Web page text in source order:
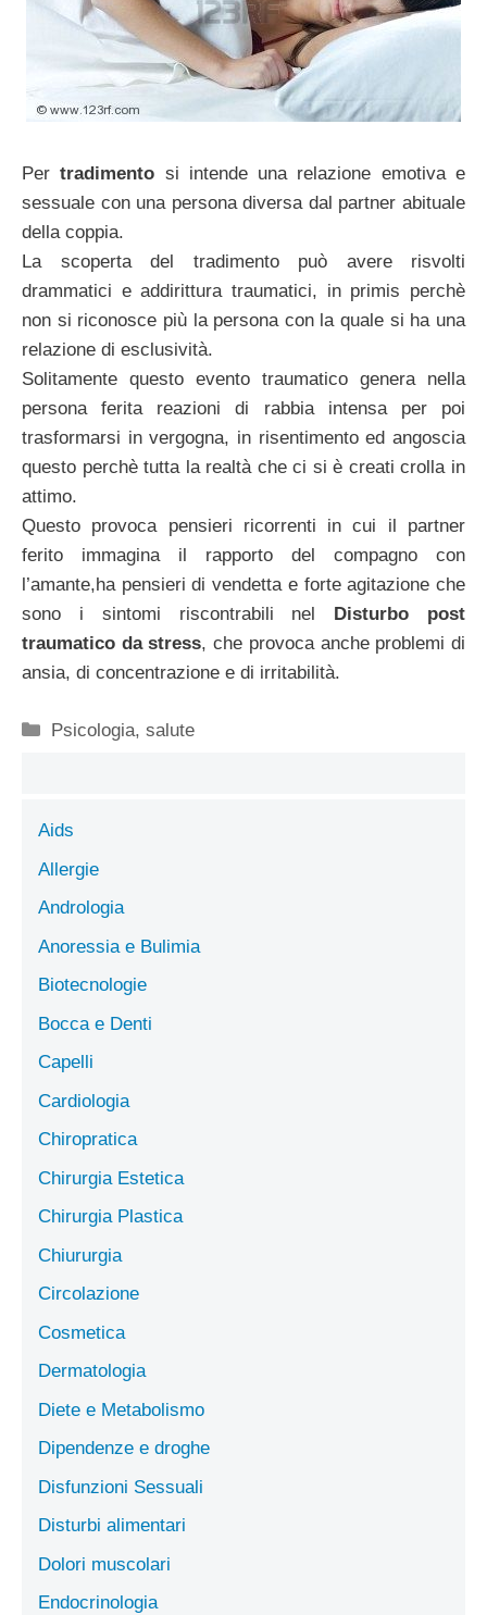
Pertradimento si intende una relazione emotiva e
sessuale con una persona diversa dal partner abituale
della coppia.
La scoperta del tradimento può avere risvolti
drammatici e addirittura traumatici, in primis perchè
non si riconosce più la persona con la quale si ha una
relazione di esclusività.
Solitamente questo evento traumatico genera nella
persona ferita reazioni di rabbia intensa per poi
trasformarsi in vergogna, in risentimento ed angoscia
questo perchè tutta la realtà che ci si è creati crolla in
attimo.
Questo provoca pensieri ricorrenti in cui il partner
ferito immagina il rapporto del compagno con
l’amante,ha pensieri di vendetta e forte agitazione che
sono i sintomi riscontrabili nel Disturbo post
traumatico da stress, che provoca anche problemi di
ansia, di concentrazione e di irritabilità.
Categorie
Psicologia,salute
Aids
Allergie
Andrologia
Anoressia e Bulimia
Biotecnologie
Bocca e Denti
Capelli
Cardiologia
Chiropratica
Chirurgia Estetica
Chirurgia Plastica
Chiururgia
Circolazione
Cosmetica
Dermatologia
Diete e Metabolismo
Dipendenze e droghe
Disfunzioni Sessuali
Disturbi alimentari
Dolori muscolari
Endocrinologia